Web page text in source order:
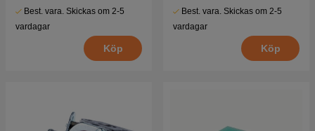
Best. vara. Skickas om 2-5
vardagar
Köp
Best. vara. Skickas om 2-5
vardagar
Köp